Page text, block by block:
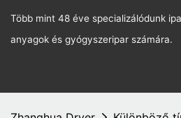
Több mint 48 éve specializálódunk
anyagok és gyógyszeripar számára.